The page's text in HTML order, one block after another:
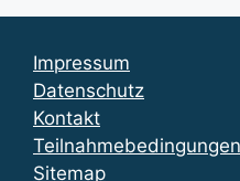
Impressum
Datenschutz
Kontakt
Sitemap